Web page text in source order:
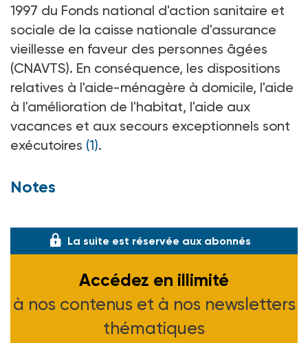
1997 du Fonds national d'action sanitaire et
sociale de la caisse nationale d'assurance
vieillesse en faveur des personnes âgées
(CNAVTS). En conséquence, les dispositions
relatives à l'aide-ménagère à domicile, l'aide
à l'amélioration de l'habitat, l'aide aux
vacances et aux secours exceptionnels sont
exécutoires (1).
Notes
La suite est réservée aux abonnés
Accédez en illimité
à nos contenus et à nos newsletters
thématiques